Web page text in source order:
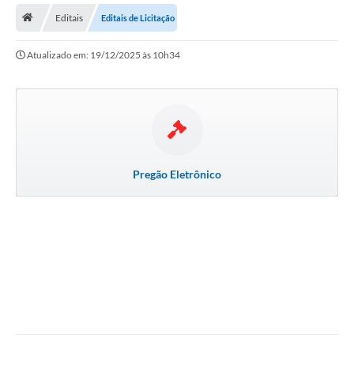
Ouvidoria
Audiências Públicas
Balcão de Empregos
Editais Editais de Licitação
Atualizado em: 19/12/2025 às 10h34
Pregão Eletrônico